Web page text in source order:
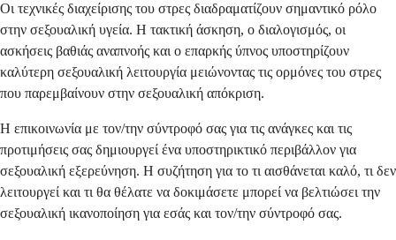
Οι τεχνικές διαχείρισης του στρες διαδραματίζουν σημαντικό ρόλο
στην σεξουαλική υγεία. Η τακτική άσκηση, ο διαλογισμός, οι
ασκήσεις βαθιάς αναπνοής και ο επαρκής ύπνος υποστηρίζουν
καλύτερη σεξουαλική λειτουργία μειώνοντας τις ορμόνες του στρες
που παρεμβαίνουν στην σεξουαλική απόκριση.
Η επικοινωνία με τον/την σύντροφό σας για τις ανάγκες και τις
προτιμήσεις σας δημιουργεί ένα υποστηρικτικό περιβάλλον για
σεξουαλική εξερεύνηση. Η συζήτηση για το τι αισθάνεται καλό, τι δεν
λειτουργεί και τι θα θέλατε να δοκιμάσετε μπορεί να βελτιώσει την
σεξουαλική ικανοποίηση για εσάς και τον/την σύντροφό σας.